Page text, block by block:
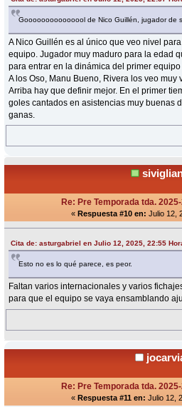
Gooooooooooooool de Nico Guillén, jugador de
A Nico Guillén es al único que veo nivel
equipo. Jugador muy maduro para la edad
para entrar en la dinámica del primer
A los Oso, Manu Bueno, Rivera los veo muy
Arriba hay que definir mejor. En el primer
goles cantados en asistencias muy buenas
ganas.
Re: Pre Temporada tda.
« Respuesta #10 en: Julio 12,
Cita de: asturgabriel en Julio 12, 2025, 22:55
Esto no es lo qué parece, es peor.
Faltan varios internacionales y varios
para que el equipo se vaya ensamblando
Re: Pre Temporada tda.
« Respuesta #11 en: Julio 12,